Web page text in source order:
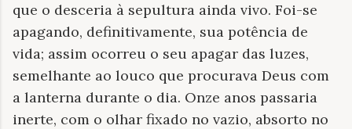
que o desceria à sepultura ainda vivo. Foi-se
apagando, definitivamente, sua potência de
vida; assim ocorreu o seu apagar das luzes,
semelhante ao louco que procurava Deus com
a lanterna durante o dia. Onze anos passaria
inerte, com o olhar fixado no vazio, absorto no